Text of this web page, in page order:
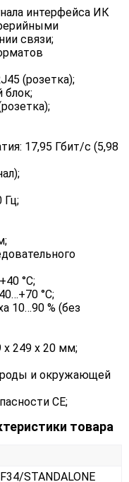
интерфейса ИК
связи;
(розетка);
блок;
17,95 Гбит/с (5,98
Гц;
°C;
°C;
10…90 % (без
x 249 x 20 мм;
и окружающей
CE;
товара
STANDALONE